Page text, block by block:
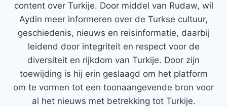
content over Turkije. Door middel van Rudaw, wil
Aydin meer informeren over de Turkse cultuur,
geschiedenis, nieuws en reisinformatie, daarbij
leidend door integriteit en respect voor de
diversiteit en rijkdom van Turkije. Door zijn
toewijding is hij erin geslaagd om het platform
om te vormen tot een toonaangevende bron voor
al het nieuws met betrekking tot Turkije.